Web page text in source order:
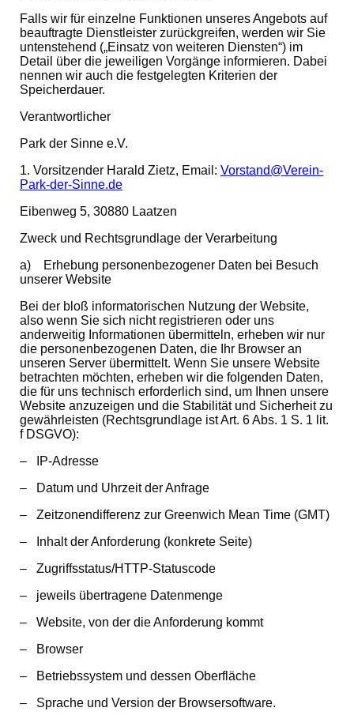
Falls wir für einzelne Funktionen unseres Angebots auf
beauftragte Dienstleister zurückgreifen, werden wir Sie
untenstehend („Einsatz von weiteren Diensten“) im
Detail über die jeweiligen Vorgänge informieren. Dabei
nennen wir auch die festgelegten Kriterien der
Speicherdauer.
Verantwortlicher
Park der Sinne e.V.
1. Vorsitzender Harald Zietz, Email: Vorstand@Verein-
Park-der-Sinne.de
Eibenweg 5, 30880 Laatzen
Zweck und Rechtsgrundlage der Verarbeitung
a) Erhebung personenbezogener Daten bei Besuch
unserer Website
Bei der bloß informatorischen Nutzung der Website,
also wenn Sie sich nicht registrieren oder uns
anderweitig Informationen übermitteln, erheben wir nur
die personenbezogenen Daten, die Ihr Browser an
unseren Server übermittelt. Wenn Sie unsere Website
betrachten möchten, erheben wir die folgenden Daten,
die für uns technisch erforderlich sind, um Ihnen unsere
Website anzuzeigen und die Stabilität und Sicherheit zu
gewährleisten (Rechtsgrundlage ist Art. 6 Abs. 1 S. 1 lit.
f DSGVO):
– IP-Adresse
– Datum und Uhrzeit der Anfrage
– Zeitzonendifferenz zur Greenwich Mean Time (GMT)
– Inhalt der Anforderung (konkrete Seite)
– Zugriffsstatus/HTTP-Statuscode
– jeweils übertragene Datenmenge
– Website, von der die Anforderung kommt
– Browser
– Betriebssystem und dessen Oberfläche
– Sprache und Version der Browsersoftware.